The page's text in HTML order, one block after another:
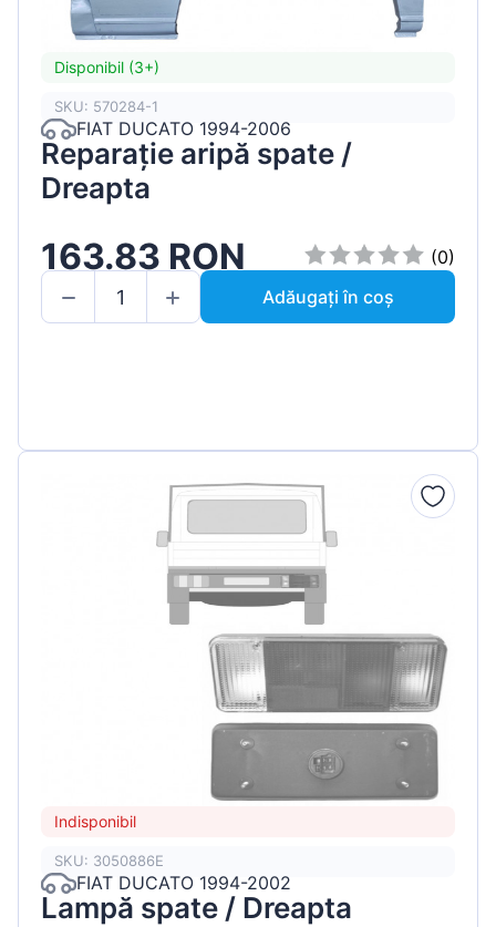
Disponibil (3+)
SKU: 570284-1
FIAT DUCATO 1994-2006
Reparație aripă spate /
Dreapta
163.83 RON
(0)
Adăugați în coș
Indisponibil
SKU: 3050886E
FIAT DUCATO 1994-2002
Lampă spate / Dreapta